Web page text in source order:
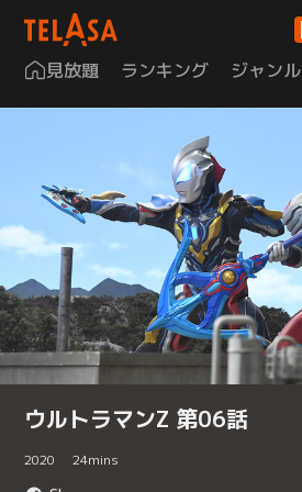
見放題 ランキング ジャンル
ウルトラマンZ 第06話
2020 24mins